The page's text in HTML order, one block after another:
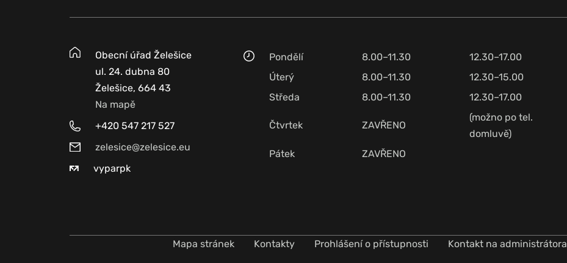
Obecní úřad Želešice
ul. 24. dubna 80
Želešice, 664 43
Na mapě
+420 547 217 527
zelesice@zelesice.eu
vyparpk
Pondělí 8.00–11.30
12.30–17.00
Úterý
8.00–11.30
12.30–15.00
Středa
8.00–11.30 12.30–17.00
Čtvrtek ZAVŘENO
(možno po tel.
domluvě)
Pátek
ZAVŘENO
Mapa stránek Kontakty Prohlášení o přístupnosti Kontakt na administrátora